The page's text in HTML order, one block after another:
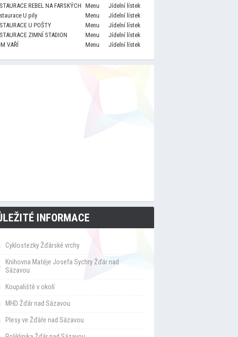
REBEL NA FARSKÝCH Menu
Jídelní lístek
U pily
Menu
Jídelní lístek
U POŠTY
Menu
Jídelní lístek
ZIMNÍ STADION
Menu
Jídelní lístek
VAŘÍ
Menu Jídelní lístek
INFORMACE
Cyklostezky Žďárské vrchy
Knihovna Matěje Josefa Sychry Žďár nad
Sázavou
Koupaliště v okolí
MHD Žďár nad Sázavou
Plesy ve Žďáře nad Sázavou